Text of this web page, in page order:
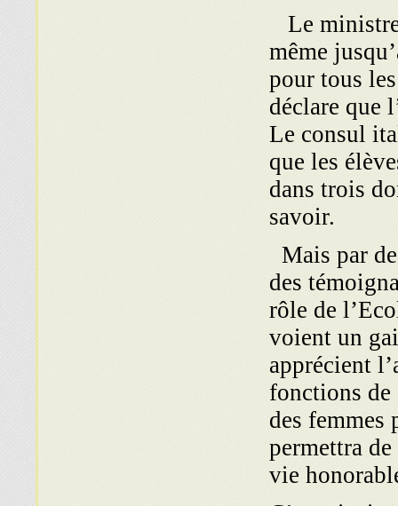
Le ministre
même
pour tous
déclare que
Le consul
que les
dans trois
savoir.
Mais par
des
rôle de
voient un
apprécient
fonctions de
des femmes
permettra
vie